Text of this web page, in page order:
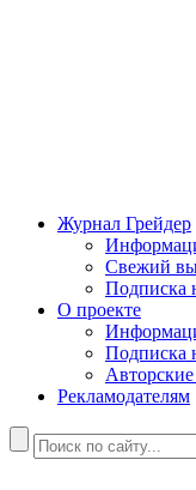
Журнал Грейдер
Свежий
Подписка
О проекте
Подписка
Авторские
Рекламодателям